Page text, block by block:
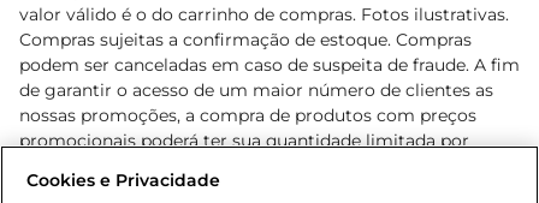
valor válido é o do carrinho de compras. Fotos ilustrativas.
Compras sujeitas a confirmação de estoque. Compras
podem ser canceladas em caso de suspeita de fraude. A fim
de garantir o acesso de um maior número de clientes as
nossas promoções, a compra de produtos com preços
promocionais poderá ter sua quantidade limitada por
o e-commerce e válidos durante o dia de hoje, podendo
Cookies e Privacidade